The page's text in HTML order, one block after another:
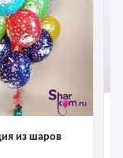
из шаров